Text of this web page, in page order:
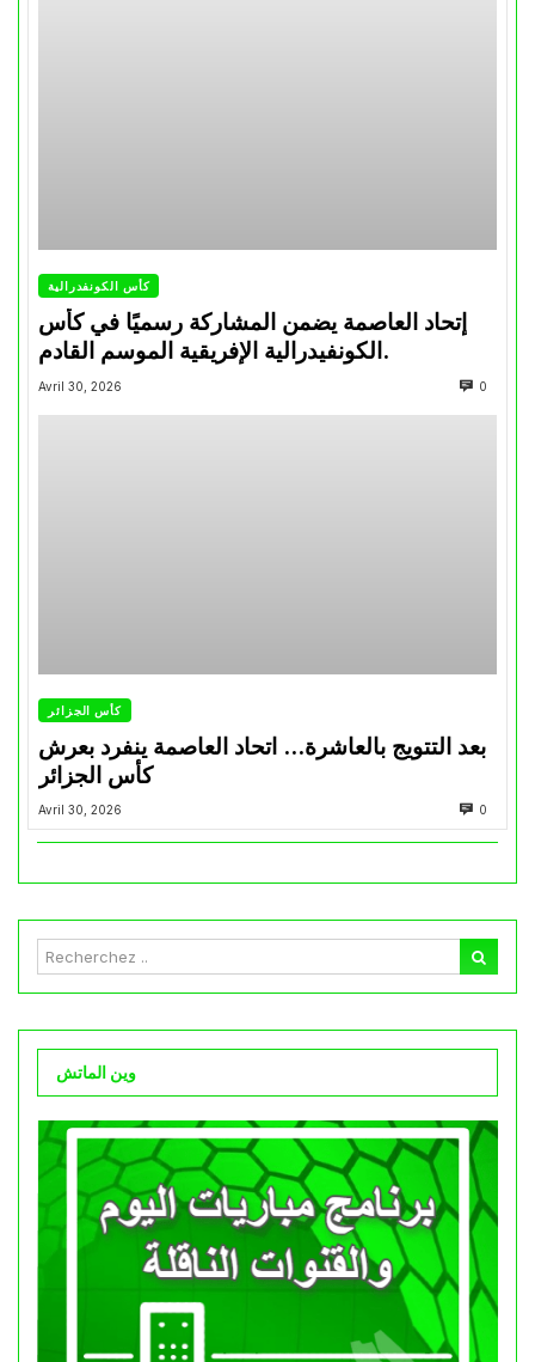
كأس الكونفدرالية
إتحاد العاصمة يضمن المشاركة رسميًا في كأس
الكونفيدرالية الإفريقية الموسم القادم.
Avril 30, 2026 0
كأس الجزائر
بعد التتويج بالعاشرة… اتحاد العاصمة ينفرد بعرش
كأس الجزائر
Avril 30, 2026 0
وين الماتش